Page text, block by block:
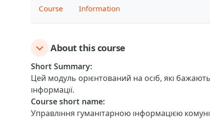
Course Information
About this course
Short Summary:
Цей модуль орієнтований на осіб, які
інформації.
Course short name:
Управління гуманітарною інформацією